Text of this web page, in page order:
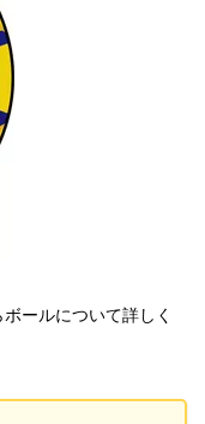
ールについて詳しく